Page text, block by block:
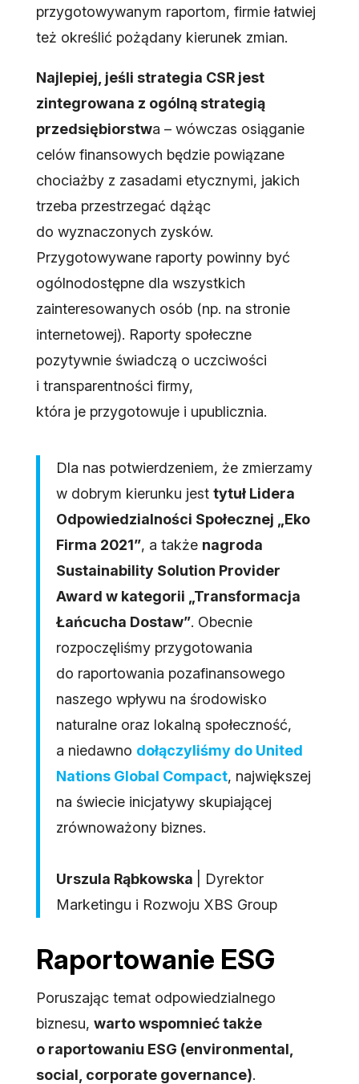
przygotowywanym raportom, firmie łatwiej
też określić pożądany kierunek zmian.
Najlepiej, jeśli strategia CSR jest
zintegrowana z ogólną strategią
przedsiębiorstwa – wówczas osiąganie
celów finansowych będzie powiązane
chociażby z zasadami etycznymi, jakich
trzeba przestrzegać dążąc
do wyznaczonych zysków.
Przygotowywane raporty powinny być
ogólnodostępne dla wszystkich
zainteresowanych osób (np. na stronie
internetowej). Raporty społeczne
pozytywnie świadczą o uczciwości
i transparentności firmy,
która je przygotowuje i upublicznia.
Dla nas potwierdzeniem, że zmierzamy
w dobrym kierunku jest tytuł Lidera
Odpowiedzialności Społecznej „Eko
Firma 2021”, a także nagroda
Sustainability Solution Provider
Award w kategorii „Transformacja
Łańcucha Dostaw”. Obecnie
rozpoczęliśmy przygotowania
do raportowania pozafinansowego
naszego wpływu na środowisko
naturalne oraz lokalną społeczność,
a niedawno dołączyliśmy do United
Nations Global Compact, największej
na świecie inicjatywy skupiającej
zrównoważony biznes.
Urszula Rąbkowska
| Dyrektor
Marketingu i Rozwoju XBS Group
Raportowanie ESG
Poruszając temat odpowiedzialnego
biznesu, warto wspomnieć także
o raportowaniu ESG (environmental,
social, corporate governance).